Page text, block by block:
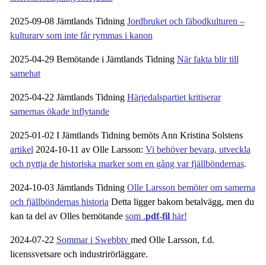
2025-09-08 Jämtlands Tidning Jordbruket och fäbodkulturen –
kulturarv som inte får rymmas i kanon
2025-04-29 Bemötande i Jämtlands Tidning När fakta blir till
samehat
2025-04-22 Jämtlands Tidning Härjedalspartiet kritiserar
samernas ökade inflytande
2025-01-02 I Jämtlands Tidning bemöts Ann Kristina Solstens
artikel 2024-10-11 av Olle Larsson: Vi behöver bevara, utveckla
och nyttja de historiska marker som en gång var fjällböndernas.
2024-10-03 Jämtlands Tidning Olle Larsson bemöter om samerna
och fjällböndernas historia Detta ligger bakom betalvägg, men du
kan ta del av Olles bemötande som .pdf-fil här!
2024-07-22 Sommar i Swebbtv med Olle Larsson, f.d.
licenssvetsare och industrirörläggare.